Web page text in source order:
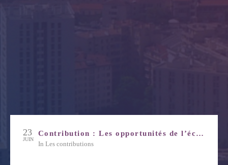
23
JUIN
Contribution : Les opportunités de l’économie bleue
in Les contributions